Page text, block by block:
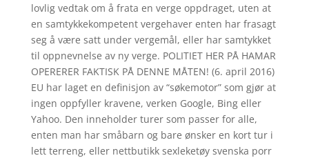
lovlig vedtak om å frata en verge oppdraget, uten at
en samtykkekompetent vergehaver enten har frasagt
seg å være satt under vergemål, eller har samtykket
til oppnevnelse av ny verge. POLITIET HER PÅ HAMAR
OPERERER FAKTISK PÅ DENNE MÅTEN! (6. april 2016)
EU har laget en definisjon av “søkemotor” som gjør at
ingen oppfyller kravene, verken Google, Bing eller
Yahoo. Den inneholder turer som passer for alle,
enten man har småbarn og bare ønsker en kort tur i
lett terreng, eller nettbutikk sexleketøy svenska porr